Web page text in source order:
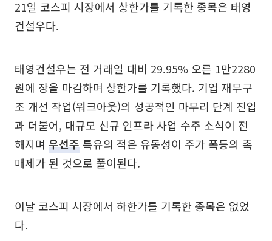
21일 코스피 시장에서 상한가를 기록한 종목은 태영
건설우다.
태영건설우는 전 거래일 대비 29.95% 오른 1만2280
원에 장을 마감하며 상한가를 기록했다. 기업 재무구
조 개선 작업(워크아웃)의 성공적인 마무리 단계 진입
과 더불어, 대규모 신규 인프라 사업 수주 소식이 전
해지며 우선주 특유의 적은 유동성이 주가 폭등의 촉
매제가 된 것으로 풀이된다.
이날 코스피 시장에서 하한가를 기록한 종목은 없었
다.